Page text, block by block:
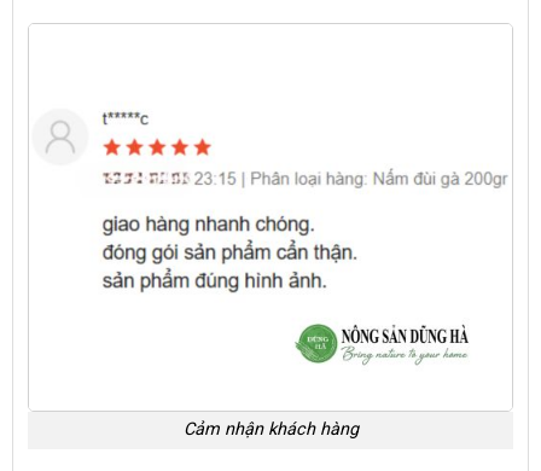
Cảm nhận khách hàng